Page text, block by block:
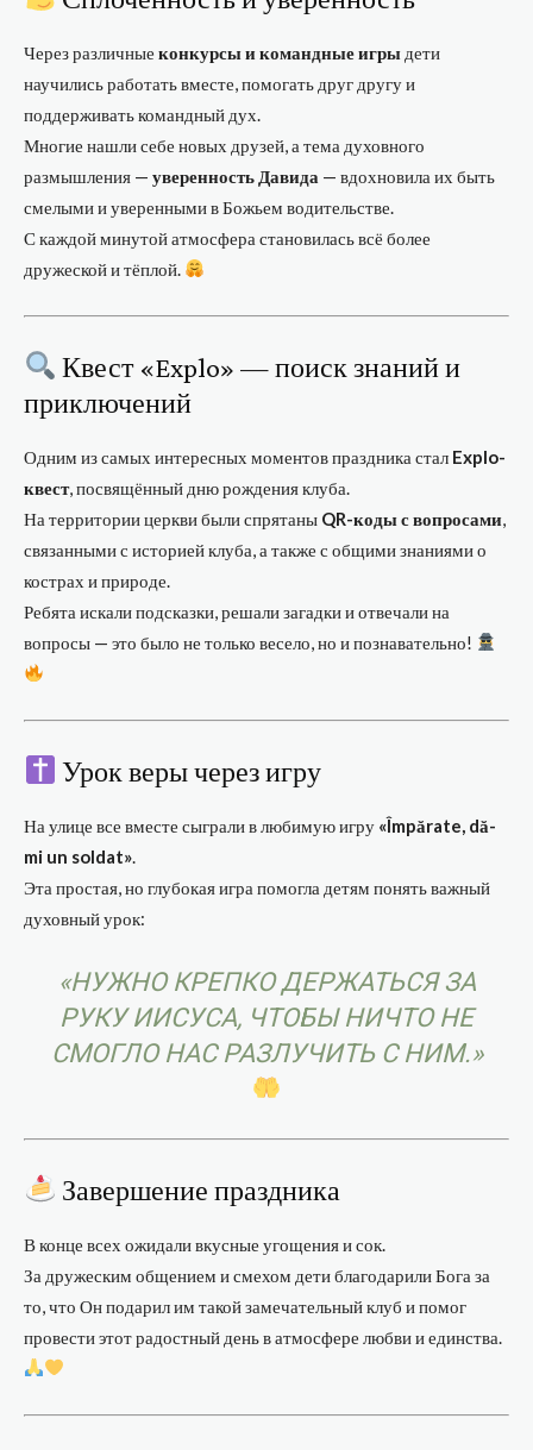
Через различные конкурсы и командные игры дети
научились работать вместе, помогать друг другу и
поддерживать командный дух.
Многие нашли себе новых друзей, а тема духовного
размышления — уверенность Давида — вдохновила их быть
смелыми и уверенными в Божьем водительстве.
С каждой минутой атмосфера становилась всё более
дружеской и тёплой.
Квест «Explo» — поиск знаний и
приключений
Одним из самых интересных моментов праздника стал Explo-
квест, посвящённый дню рождения клуба.
На территории церкви были спрятаны QR-коды с вопросами,
связанными с историей клуба, а также с общими знаниями о
кострах и природе.
Ребята искали подсказки, решали загадки и отвечали на
вопросы — это было не только весело, но и познавательно!
Урок веры через игру
На улице все вместе сыграли в любимую игру «Împărate, dă-
mi un soldat».
Эта простая, но глубокая игра помогла детям понять важный
духовный урок:
«НУЖНО КРЕПКО ДЕРЖАТЬСЯ ЗА
РУКУ ИИСУСА, ЧТОБЫ НИЧТО НЕ
СМОГЛО НАС РАЗЛУЧИТЬ С НИМ.»
Завершение праздника
В конце всех ожидали вкусные угощения и сок.
За дружеским общением и смехом дети благодарили Бога за
то, что Он подарил им такой замечательный клуб и помог
провести этот радостный день в атмосфере любви и единства.